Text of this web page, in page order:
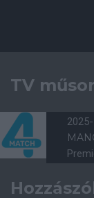
TV műsor